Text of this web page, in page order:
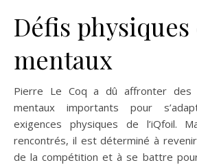
Défis physiques
mentaux
Pierre Le Coq a dû affronter des
mentaux importants pour
exigences physiques de l’iQfoil.
rencontrés, il est déterminé à
de la compétition et à se battre